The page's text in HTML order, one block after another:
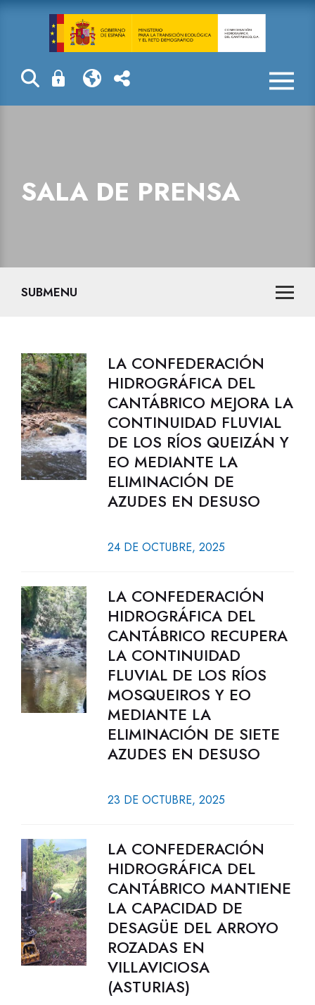
Sala de prensa
SALA DE PRENSA
SUBMENU
LA CONFEDERACIÓN
HIDROGRÁFICA DEL
CANTÁBRICO MEJORA LA
CONTINUIDAD FLUVIAL
DE LOS RÍOS QUEIZÁN Y
EO MEDIANTE LA
ELIMINACIÓN DE
AZUDES EN DESUSO
24 DE OCTUBRE, 2025
LA CONFEDERACIÓN
HIDROGRÁFICA DEL
CANTÁBRICO RECUPERA
LA CONTINUIDAD
FLUVIAL DE LOS RÍOS
MOSQUEIROS Y EO
MEDIANTE LA
ELIMINACIÓN DE SIETE
AZUDES EN DESUSO
23 DE OCTUBRE, 2025
LA CONFEDERACIÓN
HIDROGRÁFICA DEL
CANTÁBRICO MANTIENE
LA CAPACIDAD DE
DESAGÜE DEL ARROYO
ROZADAS EN
VILLAVICIOSA
(ASTURIAS)